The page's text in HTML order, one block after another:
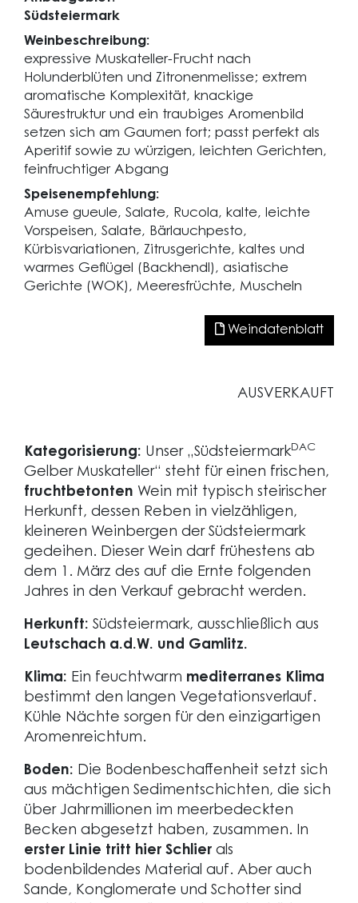
Südsteiermark
Weinbeschreibung:
expressive Muskateller-Frucht nach
Holunderblüten und Zitronenmelisse; extrem
aromatische Komplexität, knackige
Säurestruktur und ein traubiges Aromenbild
setzen sich am Gaumen fort; passt perfekt als
Aperitif sowie zu würzigen, leichten Gerichten,
feinfruchtiger Abgang
Speisenempfehlung:
Amuse gueule, Salate, Rucola, kalte, leichte
Vorspeisen, Salate, Bärlauchpesto,
Kürbisvariationen, Zitrusgerichte, kaltes und
warmes Geflügel (Backhendl), asiatische
Gerichte (WOK), Meeresfrüchte, Muscheln
Weindatenblatt
AUSVERKAUFT
Kategorisierung: Unser „SüdsteiermarkDAC
Gelber Muskateller“ steht für einen frischen,
fruchtbetonten Wein mit typisch steirischer
Herkunft, dessen Reben in vielzähligen,
kleineren Weinbergen der Südsteiermark
gedeihen. Dieser Wein darf frühestens ab
dem 1. März des auf die Ernte folgenden
Jahres in den Verkauf gebracht werden.
Herkunft: Südsteiermark, ausschließlich aus
Leutschach a.d.W. und Gamlitz.
Klima: Ein feuchtwarm mediterranes Klima
bestimmt den langen Vegetationsverlauf.
Kühle Nächte sorgen für den einzigartigen
Aromenreichtum.
Boden: Die Bodenbeschaffenheit setzt sich
aus mächtigen Sedimentschichten, die sich
über Jahrmillionen im meerbedeckten
Becken abgesetzt haben, zusammen. In
erster Linie tritt hier Schlier als
bodenbildendes Material auf. Aber auch
Sande, Konglomerate und Schotter sind